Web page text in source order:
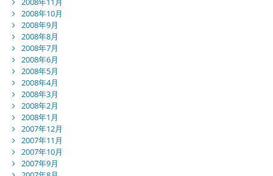
2008年10月
2008年9月
2008年8月
2008年7月
2008年6月
2008年5月
2008年4月
2008年3月
2008年2月
2008年1月
2007年12月
2007年11月
2007年10月
2007年9月